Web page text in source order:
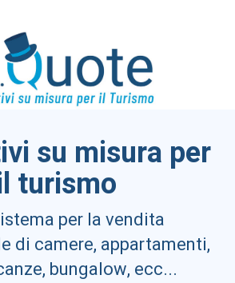
su misura per
turismo
per la vendita
di camere, appartamenti,
bungalow, ecc...